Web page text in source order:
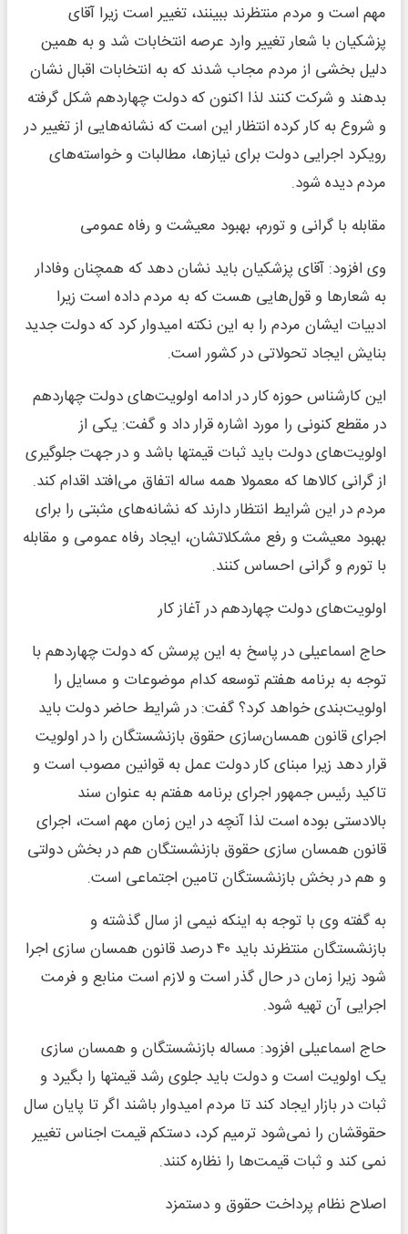
مهم است و مردم منتظرند ببینند، تغییر است زیرا آقای
پزشکیان با شعار تغییر وارد عرصه انتخابات شد و به همین
دلیل بخشی از مردم مجاب شدند که به انتخابات اقبال نشان
بدهند و شرکت کنند لذا اکنون که دولت چهاردهم شکل گرفته
و شروع به کار کرده انتظار این است که نشانه‌هایی از تغییر در
رویکرد اجرایی دولت برای نیازها، مطالبات و خواسته‌های
مردم دیده شود.
مقابله با گرانی و تورم، بهبود معیشت و رفاه عمومی
وی افزود: آقای پزشکیان باید نشان دهد که همچنان وفادار
به شعارها و قول‌هایی هست که به مردم داده است زیرا
ادبیات ایشان مردم را به این نکته امیدوار کرد که دولت جدید
بنایش ایجاد تحولاتی در کشور است.
این کارشناس حوزه کار در ادامه اولویت‌های دولت چهاردهم
در مقطع کنونی را مورد اشاره قرار داد و گفت: یکی از
اولویت‌های دولت باید ثبات قیمتها باشد و در جهت جلوگیری
از گرانی کالاها که معمولا همه ساله اتفاق می‌افتد اقدام کند.
مردم در این شرایط انتظار دارند که نشانه‌های مثبتی را برای
بهبود معیشت و رفع مشکلاتشان، ایجاد رفاه عمومی و مقابله
با تورم و گرانی احساس کنند.
اولویت‌های دولت چهاردهم در آغاز کار
حاج اسماعیلی در پاسخ به این پرسش که دولت چهاردهم با
توجه به برنامه هفتم توسعه کدام موضوعات و مسایل را
اولویت‌بندی خواهد کرد؟ گفت: در شرایط حاضر دولت باید
اجرای قانون همسان‌سازی حقوق بازنشستگان را در اولویت
قرار دهد زیرا مبنای کار دولت عمل به قوانین مصوب است و
تاکید رئیس جمهور اجرای برنامه هفتم به عنوان سند
بالادستی بوده است لذا آنچه در این زمان مهم است، اجرای
قانون همسان سازی حقوق بازنشستگان هم در بخش دولتی
و هم در بخش بازنشستگان تامین اجتماعی است.
به گفته وی با توجه به اینکه نیمی از سال گذشته و
بازنشستگان منتظرند باید ۴۰ درصد قانون همسان سازی اجرا
شود زیرا زمان در حال گذر است و لازم است منابع و فرمت
اجرایی آن تهیه شود.
حاج اسماعیلی افزود: مساله بازنشستگان و همسان سازی
یک اولویت است و دولت باید جلوی رشد قیمتها را بگیرد و
ثبات در بازار ایجاد کند تا مردم امیدوار باشند اگر تا پایان سال
حقوقشان را نمی‌شود ترمیم کرد، دستکم قیمت اجناس تغییر
نمی کند و ثبات قیمت‌ها را نظاره کنند.
اصلاح نظام پرداخت حقوق و دستمزد